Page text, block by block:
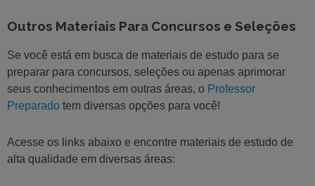
Outros Materiais Para Concursos e Seleções
Se você está em busca de materiais de estudo para se
preparar para concursos, seleções ou apenas aprimorar
seus conhecimentos em outras áreas, o Professor
Preparado tem diversas opções para você!
Acesse os links abaixo e encontre materiais de estudo de
alta qualidade em diversas áreas: